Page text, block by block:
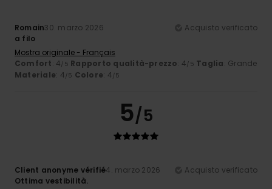
Romain30. marzo 2026
Acquisto verificato
a filo
Mostra originale - Français
Comfort: 4/5 Rapporto qualità-prezzo: 4/5 Taglia: Grande
Materiale: 4/5 Colore: 4/5
5/5
Client anonyme vérifié4. marzo 2026
Acquisto verificato
Ottima vestibilità.